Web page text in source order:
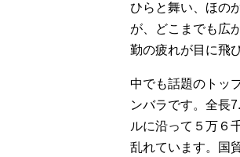
ひらと舞い、ほの
が、どこまでも広
勤の疲れが目に飛
中でも話題のトッ
ンバラです。全長
ルに沿って５万６
乱れています。国